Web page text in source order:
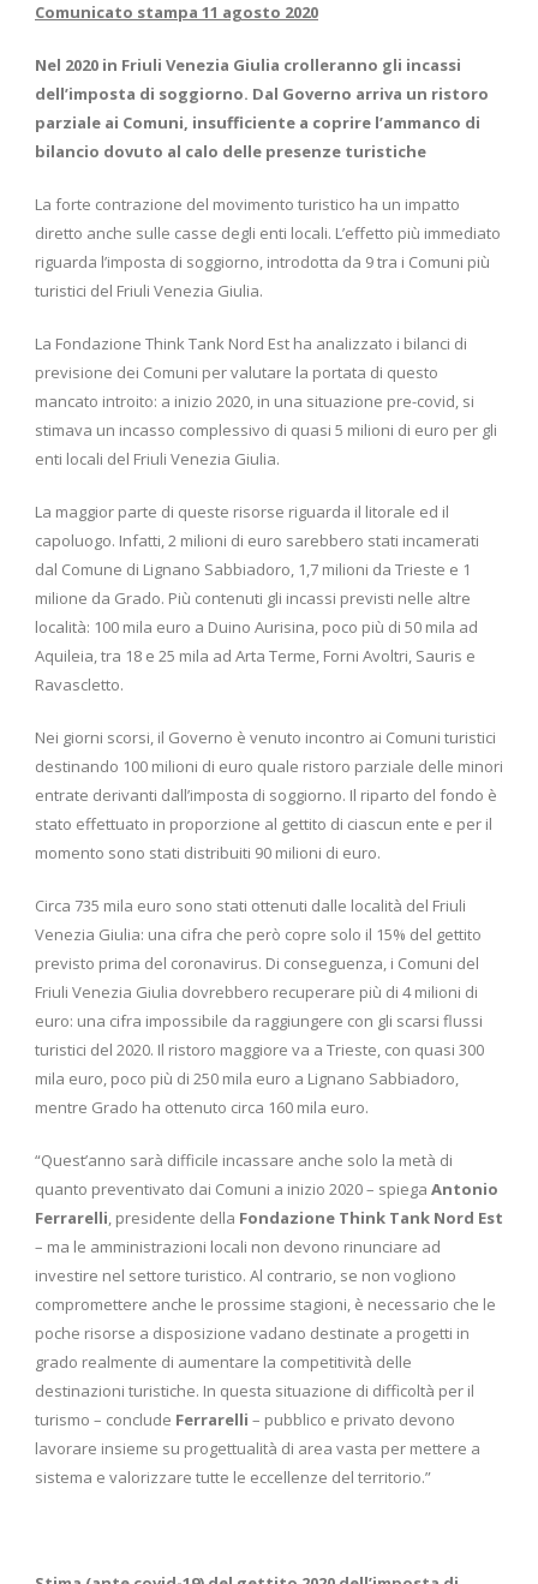
Comunicato stampa 11 agosto 2020
Nel 2020 in Friuli Venezia Giulia crolleranno gli incassi
dell’imposta di soggiorno. Dal Governo arriva un ristoro
parziale ai Comuni, insufficiente a coprire l’ammanco di
bilancio dovuto al calo delle presenze turistiche
La forte contrazione del movimento turistico ha un impatto
diretto anche sulle casse degli enti locali. L’effetto più immediato
riguarda l’imposta di soggiorno, introdotta da 9 tra i Comuni più
turistici del Friuli Venezia Giulia.
La Fondazione Think Tank Nord Est ha analizzato i bilanci di
previsione dei Comuni per valutare la portata di questo
mancato introito: a inizio 2020, in una situazione pre-covid, si
stimava un incasso complessivo di quasi 5 milioni di euro per gli
enti locali del Friuli Venezia Giulia.
La maggior parte di queste risorse riguarda il litorale ed il
capoluogo. Infatti, 2 milioni di euro sarebbero stati incamerati
dal Comune di Lignano Sabbiadoro, 1,7 milioni da Trieste e 1
milione da Grado. Più contenuti gli incassi previsti nelle altre
località: 100 mila euro a Duino Aurisina, poco più di 50 mila ad
Aquileia, tra 18 e 25 mila ad Arta Terme, Forni Avoltri, Sauris e
Ravascletto.
Nei giorni scorsi, il Governo è venuto incontro ai Comuni turistici
destinando 100 milioni di euro quale ristoro parziale delle minori
entrate derivanti dall’imposta di soggiorno. Il riparto del fondo è
stato effettuato in proporzione al gettito di ciascun ente e per il
momento sono stati distribuiti 90 milioni di euro.
Circa 735 mila euro sono stati ottenuti dalle località del Friuli
Venezia Giulia: una cifra che però copre solo il 15% del gettito
previsto prima del coronavirus. Di conseguenza, i Comuni del
Friuli Venezia Giulia dovrebbero recuperare più di 4 milioni di
euro: una cifra impossibile da raggiungere con gli scarsi flussi
turistici del 2020. Il ristoro maggiore va a Trieste, con quasi 300
mila euro, poco più di 250 mila euro a Lignano Sabbiadoro,
mentre Grado ha ottenuto circa 160 mila euro.
“Quest’anno sarà difficile incassare anche solo la metà di
quanto preventivato dai Comuni a inizio 2020 – spiega Antonio
Ferrarelli, presidente della Fondazione Think Tank Nord Est
– ma le amministrazioni locali non devono rinunciare ad
investire nel settore turistico. Al contrario, se non vogliono
compromettere anche le prossime stagioni, è necessario che le
poche risorse a disposizione vadano destinate a progetti in
grado realmente di aumentare la competitività delle
destinazioni turistiche. In questa situazione di difficoltà per il
turismo – conclude Ferrarelli – pubblico e privato devono
lavorare insieme su progettualità di area vasta per mettere a
sistema e valorizzare tutte le eccellenze del territorio.”